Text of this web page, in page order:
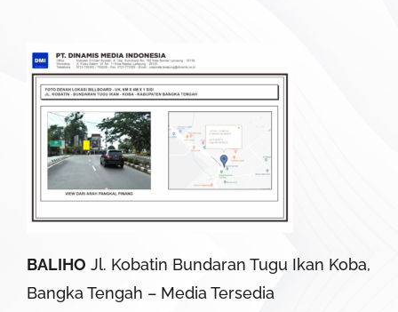
BALIHO Jl. Kobatin Bundaran Tugu Ikan Koba,
Bangka Tengah – Media Tersedia